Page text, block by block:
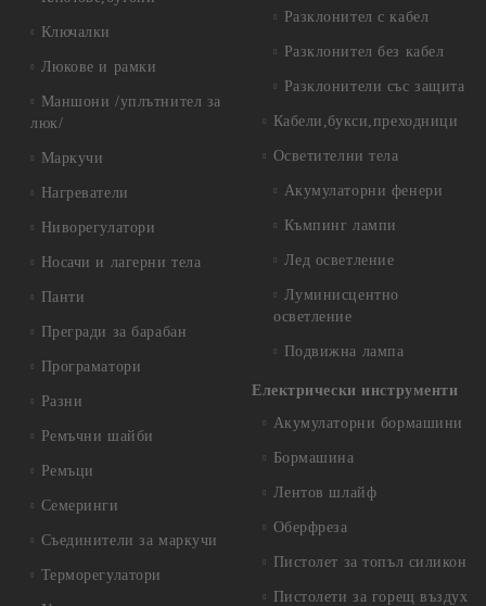
Ключалки
Люкове и рамки
Маншони /уплътнител за
люк/
Маркучи
Нагреватели
Ниворегулатори
Носачи и лагерни тела
Панти
Прегради за барабан
Програматори
Разни
Ремъчни шайби
Ремъци
Семеринги
Съединители за маркучи
Терморегулатори
Разклонител с кабел
Разклонител без кабел
Разклонители със защита
Кабели,букси,преходници
Осветителни тела
Акумулаторни фенери
Къмпинг лампи
Лед осветление
Луминисцентно
осветление
Подвижна лампа
Електрически инструменти
Акумулаторни бормашини
Бормашина
Лентов шлайф
Оберфреза
Пистолет за топъл силикон
Пистолети за горещ въздух